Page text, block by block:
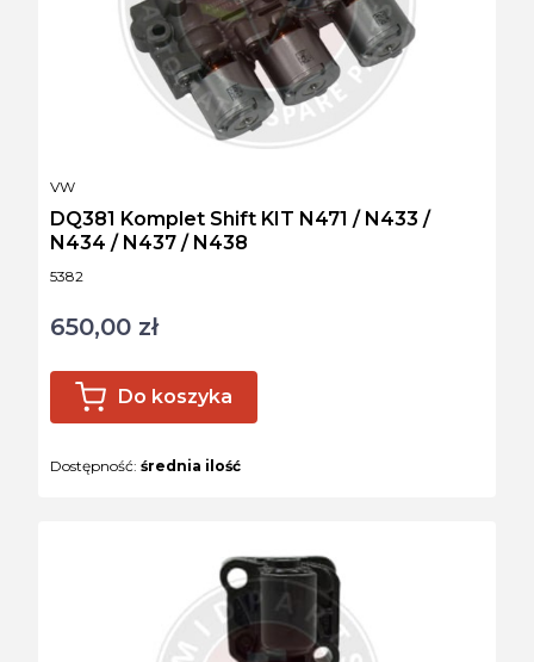
Kod produktu
5382
DQ381 Komplet Shift KIT N471 / N433 /
N434 / N437 / N438
PRODUCENT
VW
Cena
650,00 zł
Do koszyka
Dostępność: średnia ilość